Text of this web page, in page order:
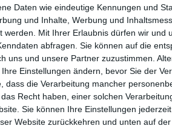
Daten wie eindeutige Kennungen und
und Inhalte, Werbung und
werden.
Mit Ihrer Erlaubnis dürfen wir und
abfragen. Sie können auf die
uns und unsere Partner zuzustimmen.
Einstellungen ändern, bevor Sie der
dass die Verarbeitung mancher
Recht haben, einer solchen
Sie können Ihre Einstellungen
Website zurückkehren und unten auf